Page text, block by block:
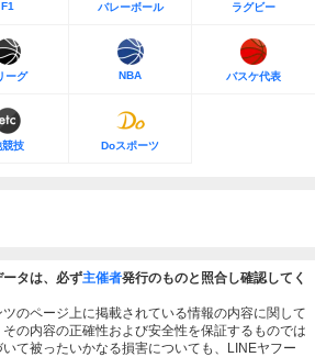
F1 バレーボール ラグビー
ーグ NBA バスケ代表
競技 Doスポーツ
タは、必ず主催者発行のものと照合し確認してく
のページ上に掲載されている情報の内容に関して
の内容の正確性および安全性を保証するものでは
て被ったいかなる損害についても、LINEヤフー